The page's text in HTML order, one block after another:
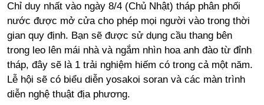
Chỉ duy nhất vào ngày 8/4 (Chủ Nhật) tháp phân phối
nước được mở cửa cho phép mọi người vào trong thời
gian quy định. Bạn sẽ được sử dụng cầu thang bên
trong leo lên mái nhà và ngắm nhìn hoa anh đào từ đỉnh
tháp, đây sẽ là 1 trải nghiệm hiếm có trong cả một năm.
Lễ hội sẽ có biểu diễn yosakoi soran và các màn trình
diễn nghệ thuật địa phương.